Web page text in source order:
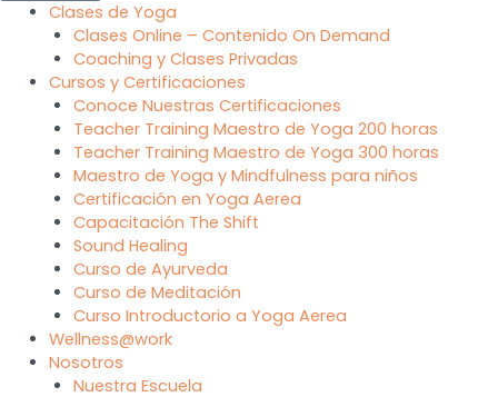
Clases de Yoga
Clases Online – Contenido On Demand
Coaching y Clases Privadas
Cursos y Certificaciones
Conoce Nuestras Certificaciones
Teacher Training Maestro de Yoga 200 horas
Teacher Training Maestro de Yoga 300 horas
Maestro de Yoga y Mindfulness para niños
Certificación en Yoga Aerea
Capacitación The Shift
Sound Healing
Curso de Ayurveda
Curso de Meditación
Curso Introductorio a Yoga Aerea
Wellness@work
Nosotros
Nuestra Escuela